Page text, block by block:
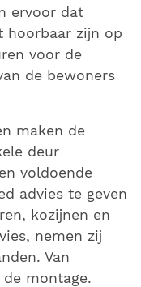
ervoor dat
hoorbaar zijn op
voor de
de bewoners
maken de
deur
voldoende
advies te geven
kozijnen en
nemen zij
Van
montage.